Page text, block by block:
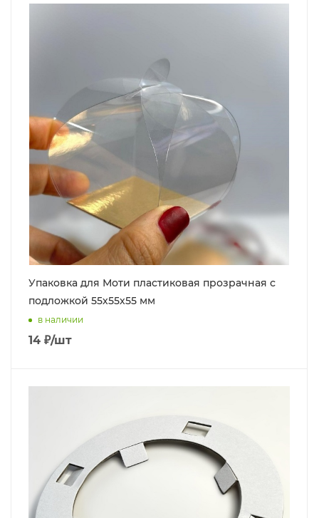
Упаковка для Моти пластиковая прозрачная с
подложкой 55х55х55 мм
в наличии
14 ₽/шт